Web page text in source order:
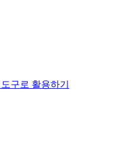
구로 활용하기